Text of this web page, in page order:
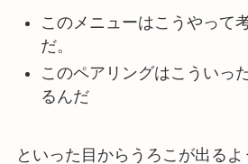
このメニューはこうやって
だ。
このペアリングはこういっ
るんだ
といった目からうろこが出る